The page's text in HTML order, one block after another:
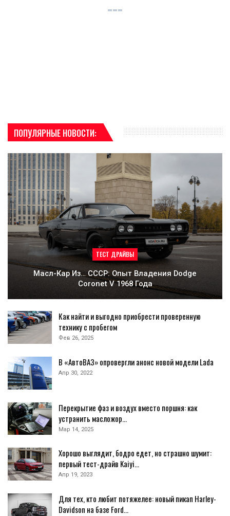
ПОПУЛЯРНЫЕ НОВОСТИ:
ТЕСТ ДРАЙВЫ
Масл-Кар Из… СССР: Опыт Владения Dodge
Coronet V 1968 Года
Как найти и выгодно приобрести проверенную
технику с пробегом
Фев 26, 2025
В «АвтоВАЗ» опровергли анонс новой модели Lada
Апр 30, 2022
Перекрытие фаз и воздух вместо поршня: как
устранить масложор…
Мар 14, 2025
Хорошо выглядит, бодро едет, но страшно шумит:
первый тест-драйв Kaiyi…
Апр 19, 2023
Для тех, кто любит потяжелее: новый пикап Harley-
Davidson на базе Ford…